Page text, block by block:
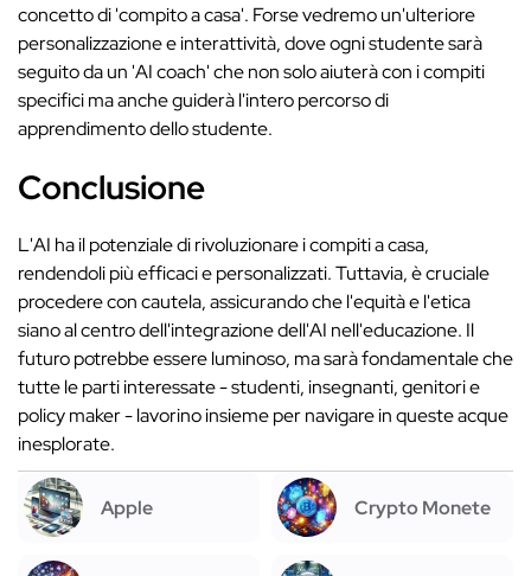
concetto di 'compito a casa'. Forse vedremo un'ulteriore
personalizzazione e interattività, dove ogni studente sarà
seguito da un 'AI coach' che non solo aiuterà con i compiti
specifici ma anche guiderà l'intero percorso di
apprendimento dello studente.
Conclusione
L'AI ha il potenziale di rivoluzionare i compiti a casa,
rendendoli più efficaci e personalizzati. Tuttavia, è cruciale
procedere con cautela, assicurando che l'equità e l'etica
siano al centro dell'integrazione dell'AI nell'educazione. Il
futuro potrebbe essere luminoso, ma sarà fondamentale che
tutte le parti interessate - studenti, insegnanti, genitori e
policy maker - lavorino insieme per navigare in queste acque
inesplorate.
Apple Crypto Monete